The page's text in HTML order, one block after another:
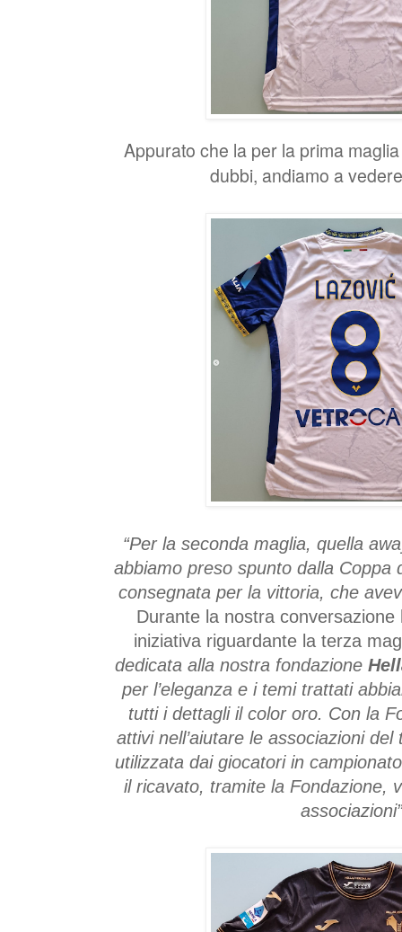
Appurato che la per la prima
dubbi, andiamo a
“Per la seconda maglia, quella
abbiamo preso spunto dalla Coppa
consegnata per la vittoria, che
Durante la nostra
iniziativa riguardante la terza
dedicata alla nostra fondazione
per l’eleganza e i temi trattati
tutti i dettagli il color oro. Con la
attivi nell’aiutare le associazioni
utilizzata dai giocatori in
il ricavato, tramite la Fondazione,